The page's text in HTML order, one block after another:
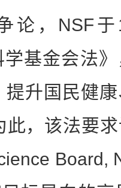
，NSF于
学基金会法
提升国民健
此，该法要
Board,